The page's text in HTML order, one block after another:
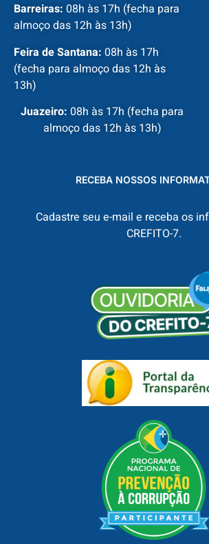
Barreiras: 08h às 17h (fecha para
almoço das 12h às 13h)
Feira de Santana: 08h às 17h
(fecha para almoço das 12h às
13h)
Juazeiro: 08h às 17h (fecha para
almoço das 12h às 13h)
RECEBA NOSSOS
Cadastre seu e-mail e receba os
CREFITO-7.